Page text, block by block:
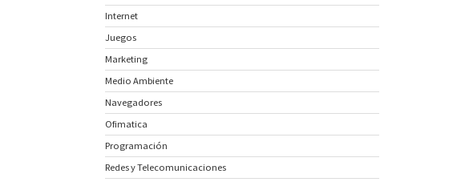
Internet
Juegos
Marketing
Medio Ambiente
Navegadores
Ofimatica
Programación
Redes y Telecomunicaciones